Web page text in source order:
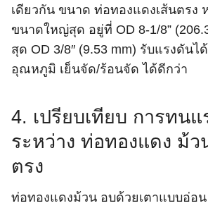
เดียวกัน ขนาด ท่อทองแดงเส้นตรง
ขนาดใหญ่สุด อยู่ที่ OD 8-1/8”
สุด OD 3/8″ (9.53 mm) รับแรงดันไ
อุณหภูมิ เย็นจัด/ร้อนจัด ได้ดีกว่า
4. เปรียบเทียบ การทน
ระหว่าง ท่อทองแดง ม้ว
ตรง
ท่อทองแดงม้วน อบด้วยเตาแบบอ่อน